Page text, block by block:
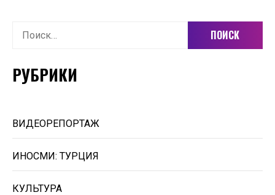
Найти:
РУБРИКИ
ВИДЕОРЕПОРТАЖ
ИНОСМИ: ТУРЦИЯ
КУЛЬТУРА